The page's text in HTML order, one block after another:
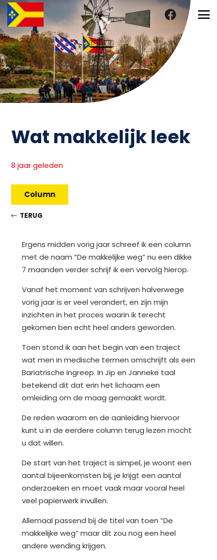
Wat makkelijk leek
8 jaar geleden
Column
TERUG
Ergens midden vorig jaar schreef ik een column
met de naam “De makkelijke weg” nu een dikke
7 maanden verder schrijf ik een vervolg hierop.
Vanaf het moment van schrijven halverwege
vorig jaar is er veel verandert, en zijn mijn
inzichten in het proces waarin ik terecht
gekomen ben echt heel anders geworden.
Toen stond ik aan het begin van een traject
wat men in medische termen omschrijft als een
Bariatrische ingreep. In Jip en Janneke taal
betekend dit dat erin het lichaam een
omleiding om de maag gemaakt wordt.
De reden waarom en de aanleiding hiervoor
kunt u in de eerdere column terug lezen mocht
u dat willen.
De start van het traject is simpel, je woont een
aantal bijeenkomsten bij, je krijgt een aantal
onderzoeken en moet vaak maar vooral heel
veel papierwerk invullen.
Allemaal passend bij de titel van toen ”De
makkelijke weg” maar dit zou nog een heel
andere wending krijgen.